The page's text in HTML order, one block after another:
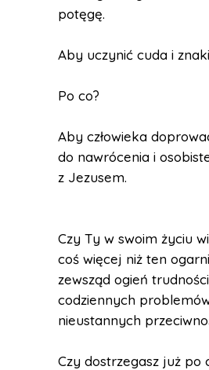
potęgę.
Aby uczynić cuda i
Po co?
Aby człowieka
do nawrócenia i
z Jezusem.
Czy Ty w swoim życiu
coś więcej niż ten
zewsząd ogień
codziennych
nieustannych
Czy dostrzegasz już po